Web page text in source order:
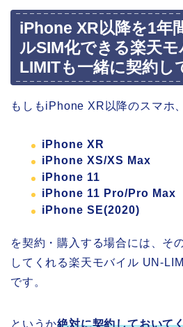
iPhone XR以降を1年
ルSIM化できる楽天
LIMITも一緒に契約し
もしもiPhone XR以降のスマホ、
iPhone XR
iPhone XS/XS Max
iPhone 11
iPhone 11 Pro/Pro Max
iPhone SE(2020)
を契約・購入する場合には、そ
してくれる楽天モバイル UN-
です。
というか絶対に契約しておいて